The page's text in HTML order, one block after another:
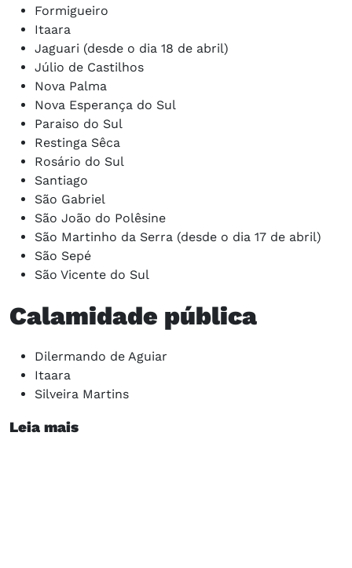
Formigueiro
Itaara
Jaguari (desde o dia 18 de abril)
Júlio de Castilhos
Nova Palma
Nova Esperança do Sul
Paraiso do Sul
Restinga Sêca
Rosário do Sul
Santiago
São Gabriel
São João do Polêsine
São Martinho da Serra (desde o dia 17 de abril)
São Sepé
São Vicente do Sul
Calamidade pública
Dilermando de Aguiar
Itaara
Silveira Martins
Leia mais